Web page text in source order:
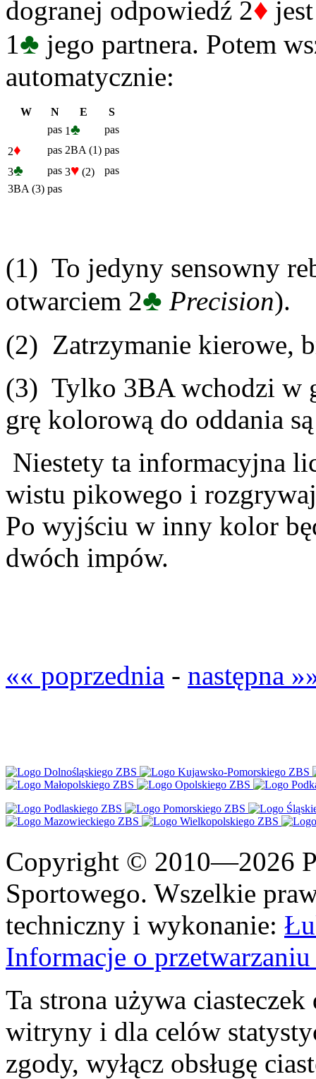
dogranej odpowiedź 2♦
1 ♣ jego partnera. Potem
automatycznie:
W N E
S
pas 1♣
pas
2♦ pas 2BA (1) pas
3♣ pas 3♥ (2)
pas
3BA (3) pas
(1) To jedyny sensowny
otwarciem 2♣ Precision).
(2) Zatrzymanie kierowe,
(3) Tylko 3BA wchodzi w
grę kolorową do oddania
Niestety ta informacyjna
wistu pikowego i
Po wyjściu w inny kolor
dwóch impów.
«« poprzednia - następna
Copyright © 2010—2026
Sportowego. Wszelkie
techniczny i wykonanie:
Informacje o
Ta strona używa
witryny i dla celów
zgody, wyłącz obsługę